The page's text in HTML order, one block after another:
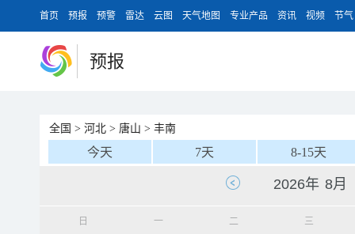
首页 预报 预警 雷达 云图 天气地图 专业产品 资讯 视频 节气
预报
全国 > 河北 > 唐山 > 丰南
今天 7天 8-15天
日 一 二 三